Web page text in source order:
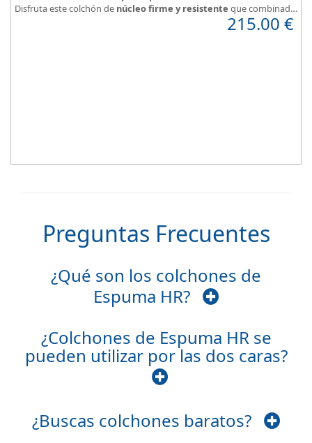
Disfruta este colchón de núcleo firme y resistente que combinado
con el material viscoelástico ViscoPlume en ambas caras y algodón
en cara de verano, consigue un descanso reparador y máximo
215.00 €
Preguntas Frecuentes
¿Qué son los colchones de
Espuma HR?
¿Colchones de Espuma HR se
pueden utilizar por las dos caras?
¿Buscas colchones baratos?